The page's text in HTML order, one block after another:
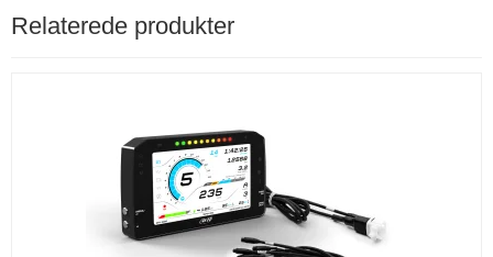
Relaterede produkter